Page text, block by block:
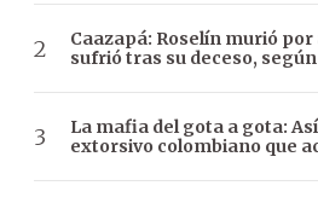
Caazapá: Roselín murió
sufrió tras su deceso,
La mafia del gota a gota:
extorsivo colombiano que